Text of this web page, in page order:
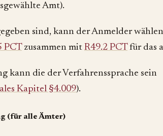
Amt).
sind, kann der Anmelder
PCTzusammen mit R49.2 PCTfür das
kann die der Verfahrenssprache sein
Kapitel §4.009).
(für alle Ämter)